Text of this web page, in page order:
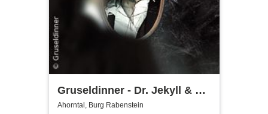
Gruseldinner - Dr. Jekyll & Mr.
Hyde
Ahorntal, Burg Rabenstein